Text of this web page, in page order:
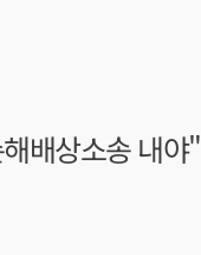
배상소송 내야"